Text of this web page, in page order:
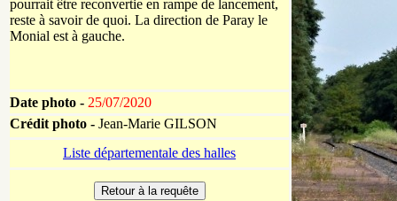
pourrait être reconvertie en rampe de lancement,
reste à savoir de quoi. La direction de Paray le
Monial est à gauche.
Date photo - 25/07/2020
Crédit photo - Jean-Marie GILSON
Liste départementale des halles